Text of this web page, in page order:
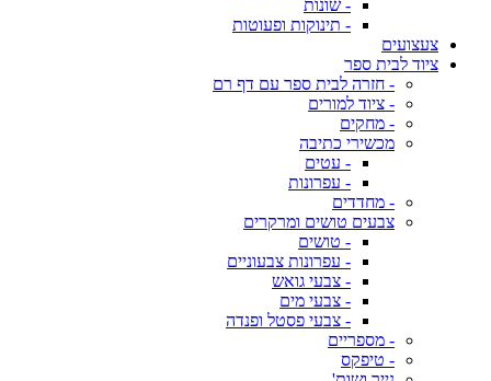
- שונות
- תינוקות ופעוטות
צעצועים
ציוד לבית ספר
- חזרה לבית ספר עם דף רם
- ציוד למורים
- מחקים
מכשירי כתיבה
- עטים
- עפרונות
- מחדדים
צבעים טושים ומרקרים
- טושים
- עפרונות צבעוניים
- צבעי גואש
- צבעי מים
- צבעי פסטל ופנדה
- מספריים
- טיפקס